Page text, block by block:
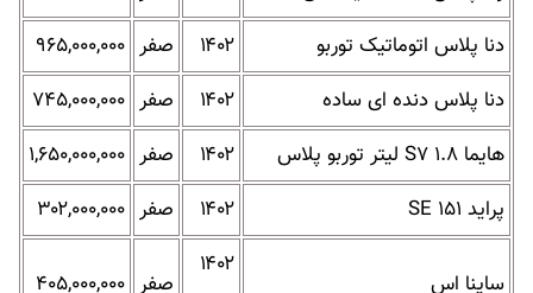
دنا پلاس اتوماتیک توربو
۱۴۰۲ صفر ۹۶۵,۰۰۰,۰۰۰
دنا پلاس دنده ای ساده
۱۴۰۲ صفر ۷۴۵,۰۰۰,۰۰۰
هایما S۷ ۱.۸ لیتر توربو پلاس
۱۴۰۲ صفر ۱,۶۵۰,۰۰۰,۰۰۰
پراید SE ۱۵۱
۱۴۰۲ صفر ۳۰۲,۰۰۰,۰۰۰
ساینا اس صفر ۴۰۵,۰۰۰,۰۰۰